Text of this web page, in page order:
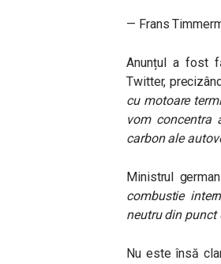
— Frans
Anunțul a fost
Twitter,
cu motoare
vom concentra
carbon ale
Ministrul
combustie
neutru din punct
Nu este însă